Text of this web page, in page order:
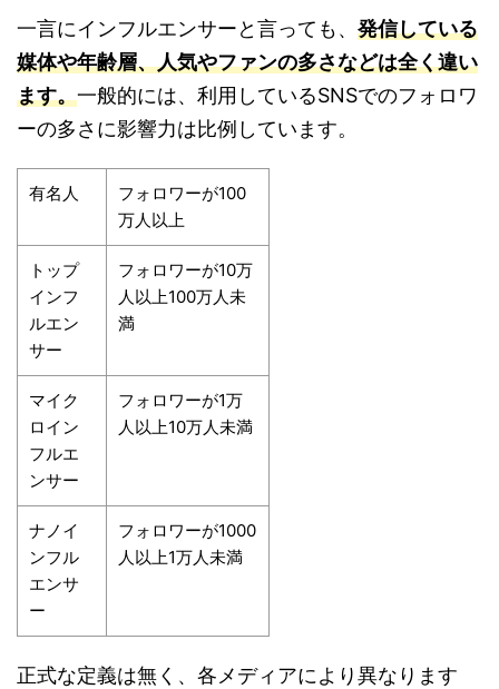
一言にインフルエンサーと言っても、 発信している
媒体や年齢層、人気やファンの多さなどは全く違い
ます。一般的には、利用しているSNSでのフォロワ
ーの多さに影響力は比例しています。
有名人
フォロワーが100
万人以上
トップ
インフ
ルエン
サー
フォロワーが10万
人以上100万人未
満
マイク
ロイン
フルエ
ンサー
フォロワーが1万
人以上10万人未満
ナノイ
ンフル
エンサ
ー
フォロワーが1000
人以上1万人未満
正式な定義は無く、各メディアにより異なります